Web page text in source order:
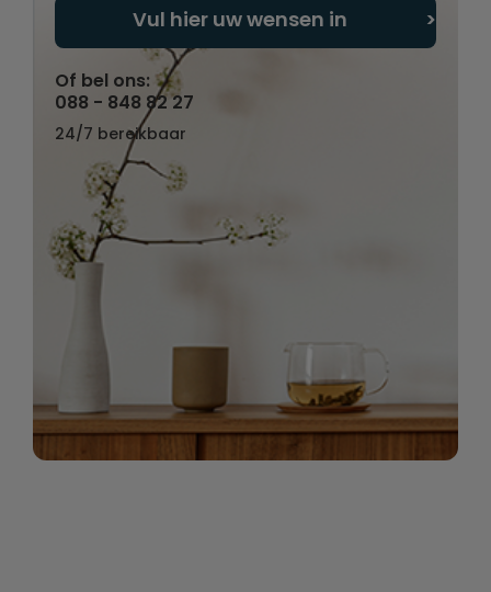
Vul hier uw wensen in
Of bel ons:
088 - 848 82 27
24/7 bereikbaar